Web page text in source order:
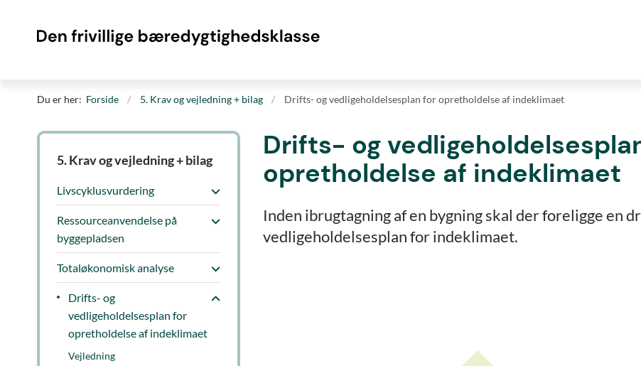
Du er her: Forside 5. Krav og vejledning + bilag Drifts- og vedligeholdelsesplan for opretholdelse af indeklimaet
5. Krav og vejledning + bilag
Livscyklusvurdering
Ressourceanvendelse på
byggepladsen
Totaløkonomisk analyse
Drifts- og
vedligeholdelsesplan for
opretholdelse af indeklimaet
Vejledning
Drifts- og
opretholdelse af indeklimaet
Inden ibrugtagning af en bygning skal der foreligge en
vedligeholdelsesplan for indeklimaet.